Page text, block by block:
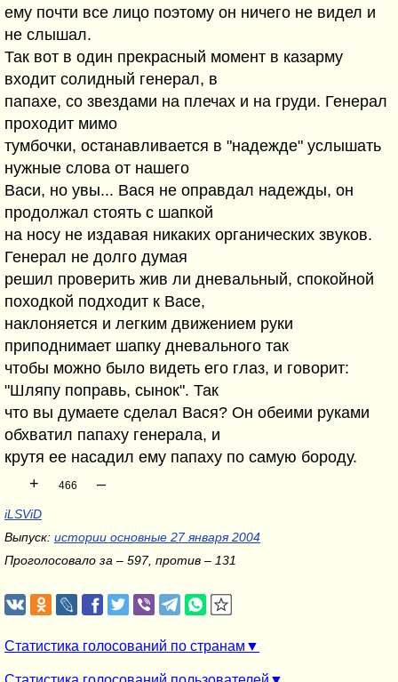
ему почти все лицо поэтому он ничего не видел и
не слышал.
Так вот в один прекрасный момент в казарму
входит солидный генерал, в
папахе, со звездами на плечах и на груди. Генерал
проходит мимо
тумбочки, останавливается в "надежде" услышать
нужные слова от нашего
Васи, но увы... Вася не оправдал надежды, он
продолжал стоять с шапкой
на носу не издавая никаких органических звуков.
Генерал не долго думая
решил проверить жив ли дневальный, спокойной
походкой подходит к Васе,
наклоняется и легким движением руки
приподнимает шапку дневального так
чтобы можно было видеть его глаз, и говорит:
"Шляпу поправь, сынок". Так
что вы думаете сделал Вася? Он обеими руками
обхватил папаху генерала, и
крутя ее насадил ему папаху по самую бороду.
+
466 –
iLSViD
Выпуск: истории основные 27 января 2004
Проголосовало за – 597, против – 131
Статистика голосований по странам